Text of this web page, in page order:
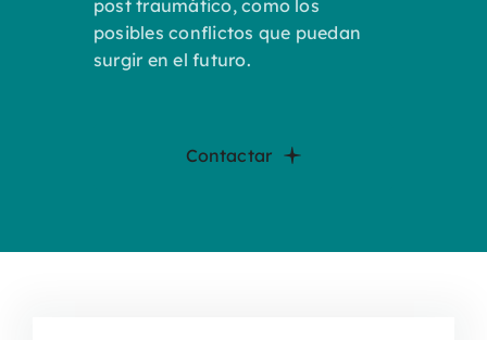
post traumático, como los
posibles conflictos que puedan
surgir en el futuro.
Contactar